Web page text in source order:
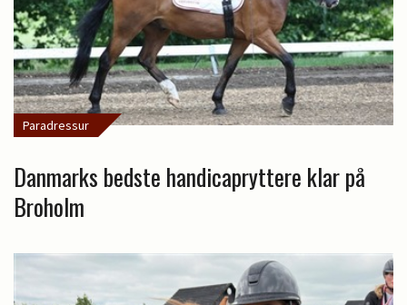
Paradressur
Danmarks bedste handicapryttere klar på
Broholm